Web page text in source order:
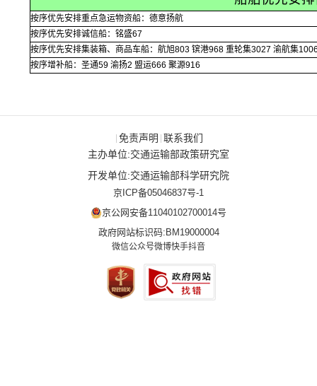
按序优先安排重点急运物资船：德意扬航
按序优先安排诚信船：铭盛67
按序优先安排集装箱、商品车船：航旭803 镔港968 重轮集3027 渝航集
按序增补船：圣通59 渝扬2 盟运666 聚源916
| 免责声明 | 联系我们
主办单位:交通运输部政策研究室
开发单位:交通运输部科学研究院
京ICP备05046837号-1
京公网安备11040102700014号
政府网站标识码:BM19000004
微信公众号微博快手抖音